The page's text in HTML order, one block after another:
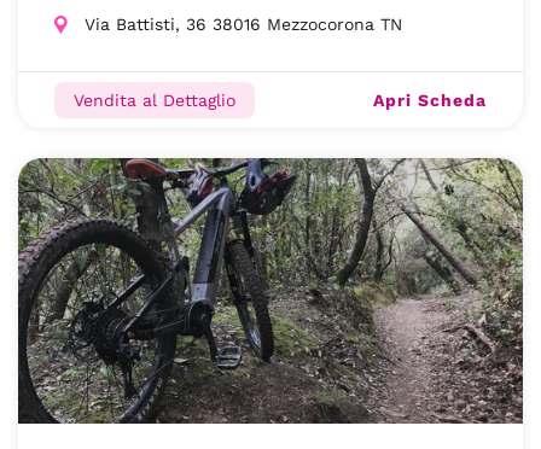
Via Battisti, 36 38016 Mezzocorona TN
Vendita al Dettaglio Apri Scheda